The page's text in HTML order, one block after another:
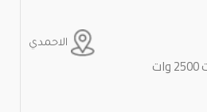
الاحمدي